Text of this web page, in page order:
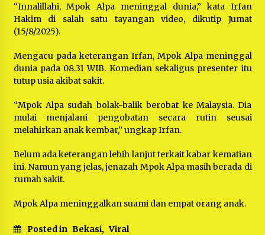
Ucapan Terimakasih Ketua Umum Jurpala
Indonesia dan KOSMI Indonesia Atas Respon
Kodim 0509 Kabupaten Bekasi Terima 20
Perahu Bantuan Dari Panglima TNI
Jelang Ramadhan, Kecamatan Cikarang Pusat
Gelar STQ ke-VII
“Innalillahi, Mpok Alpa meninggal dunia,” kata Irfan
Hakim di salah satu tayangan video, dikutip Jumat
(15/8/2025).
Mengacu pada keterangan Irfan, Mpok Alpa meninggal
dunia pada 08.31 WIB. Komedian sekaligus presenter itu
tutup usia akibat sakit.
“Mpok Alpa sudah bolak-balik berobat ke Malaysia. Dia
mulai menjalani pengobatan secara rutin seusai
melahirkan anak kembar,” ungkap Irfan.
Belum ada keterangan lebih lanjut terkait kabar kematian
ini. Namun yang jelas, jenazah Mpok Alpa masih berada di
rumah sakit.
Mpok Alpa meninggalkan suami dan empat orang anak.
Posted in Bekasi, Viral